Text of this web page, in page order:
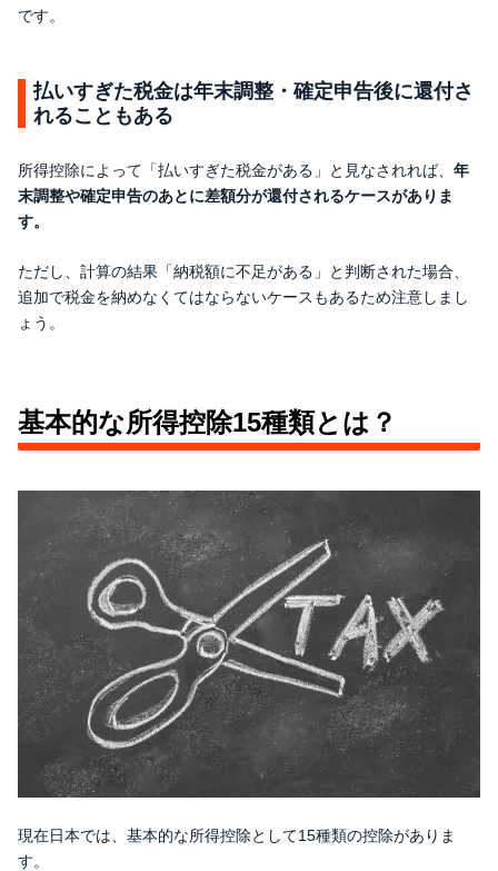
です。
払いすぎた税金は年末調整・確定申告後に還付さ
れることもある
所得控除によって「払いすぎた税金がある」と見なされれば、 年
末調整や確定申告のあとに差額分が還付されるケースがありま
す。
ただし、計算の結果「納税額に不足がある」と判断された場合、
追加で税金を納めなくてはならないケースもあるため注意しまし
ょう。
基本的な所得控除15種類とは？
現在日本では、基本的な所得控除として15種類の控除がありま
す。